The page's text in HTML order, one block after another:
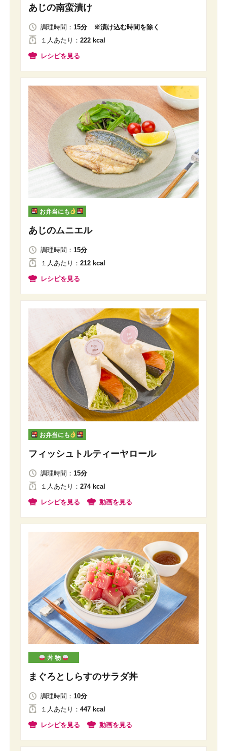
あじの南蛮漬け
調理時間： 15分 ※漬け込む時間を除く
１人 あたり ： 222 kcal
レシピを見る
お弁当にも
あじのムニエル
調理時間： 15分
１人あたり ： 212 kcal
レシピを見る
お弁当にも
フィッシュトルティーヤロール
調理時間： 15分
１人 あたり ： 274 kcal
レシピを見る 動画を見る
丼 物
まぐろとしらすのサラダ丼
調理時間： 10分
１人あたり ： 447 kcal
レシピを見る 動画を見る